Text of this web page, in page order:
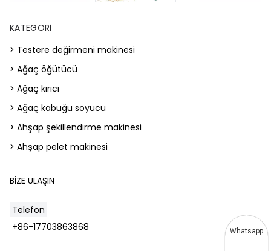
KATEGORI
> Testere değirmeni makinesi
> Ağaç öğütücü
> Ağaç kırıcı
> Ağaç kabuğu soyucu
> Ahşap şekillendirme makinesi
> Ahşap pelet makinesi
BIZE ULAŞIN
Telefon
+86-17703863868
Whatsapp